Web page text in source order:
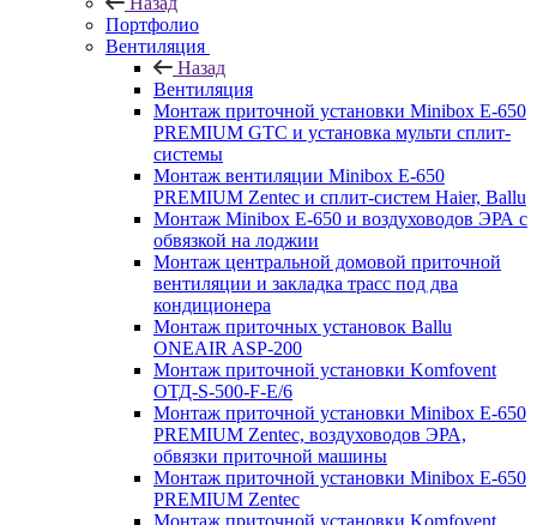
Портфолио
Вентиляция
Назад
Вентиляция
Монтаж приточной установки Minibox E-650
PREMIUM GTC и установка мульти сплит-
системы
Монтаж вентиляции Minibox E-650
PREMIUM Zentec и сплит-систем Haier, Ballu
Монтаж Minibox E-650 и воздуховодов ЭРА с
обвязкой на лоджии
Монтаж центральной домовой приточной
вентиляции и закладка трасс под два
кондиционера
Монтаж приточных установок Ballu
ONEAIR ASP-200
Монтаж приточной установки Komfovent
ОТД-S-500-F-E/6
Монтаж приточной установки Minibox E-650
PREMIUM Zentec, воздуховодов ЭРА,
обвязки приточной машины
Монтаж приточной установки Minibox E-650
PREMIUM Zentec
Монтаж приточной установки Komfovent